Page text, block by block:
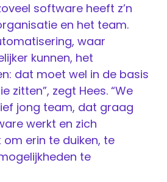
software heeft z’n
en het team.
waar
kunnen, het
dat moet wel in de basis
zitten”, zegt Hees. “We
jong team, dat graag
werkt en zich
erin te duiken, te
te